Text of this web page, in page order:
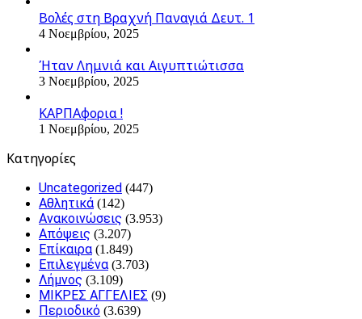
Βολές στη Βραχνή Παναγιά Δευτ. 1
4 Νοεμβρίου, 2025
Ήταν Λημνιά και Αιγυπτιώτισσα
3 Νοεμβρίου, 2025
ΚΑΡΠΑφορια !
1 Νοεμβρίου, 2025
Kατηγορίες
Uncategorized (447)
Αθλητικά (142)
Ανακοινώσεις (3.953)
Απόψεις (3.207)
Επίκαιρα (1.849)
Επιλεγμένα (3.703)
Λήμνος (3.109)
ΜΙΚΡΕΣ ΑΓΓΕΛΙΕΣ (9)
Περιοδικό (3.639)